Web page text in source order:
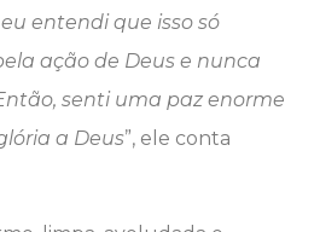
entendi que isso só
ação de Deus e nunca
senti uma paz enorme
a Deus”, ele conta